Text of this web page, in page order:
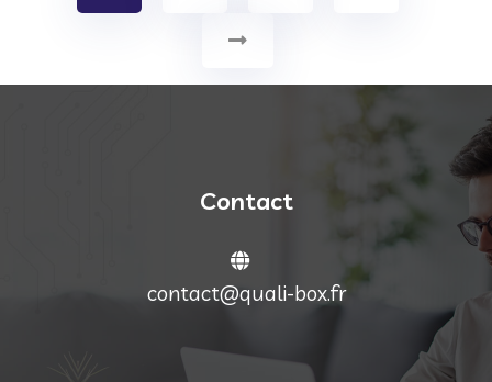
Contact
contact@quali-box.fr